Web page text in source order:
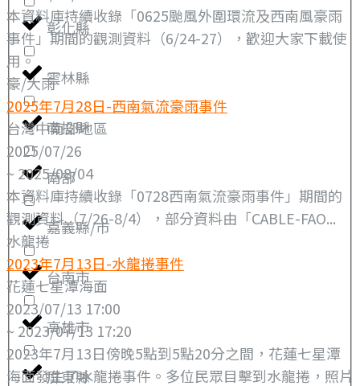
彰化縣
雲林縣
南投縣
南部
嘉義縣/市
台南市
高雄市
屏東縣
本資料庫持續收錄「0625颱風外圍環流及西南風豪雨
事件」期間的觀測資料（6/24-27），歡迎大家下載使
用。
豪/大雨
2025年7月28日-西南氣流豪雨事件
台灣中南部地區
2025/07/26
~ 2025/08/04
本資料庫持續收錄「0728西南氣流豪雨事件」期間的
觀測資料（7/26-8/4），部分資料由「CABLE-FAO...
水龍捲
2023年7月13日-水龍捲事件
花蓮七星潭海面
2023/07/13 17:00
~ 2023/07/13 17:20
2023年7月13日傍晚5點到5點20分之間，花蓮七星潭
海面發生了水龍捲事件。多位民眾目擊到水龍捲，照片